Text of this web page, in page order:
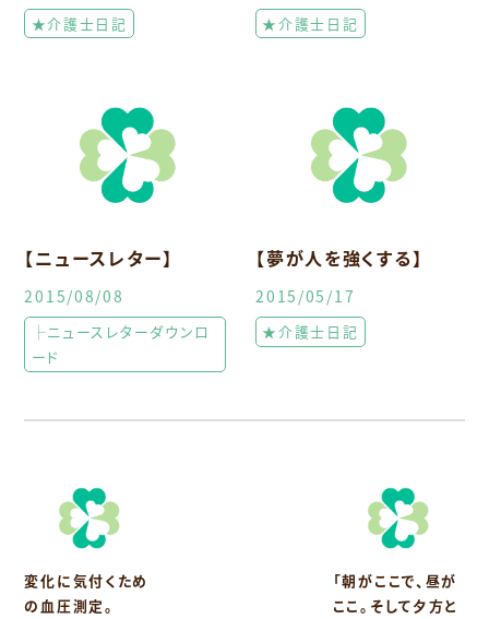
★介護士日記 ★介護士日記
【ニュースレター】
2015/08/08
├ニュースレターダウンロ
ード
【夢が人を強くする】
2015/05/17
★介護士日記
変化に気付くため
の血圧測定。
「朝がここで、昼が
ここ。そして夕方と